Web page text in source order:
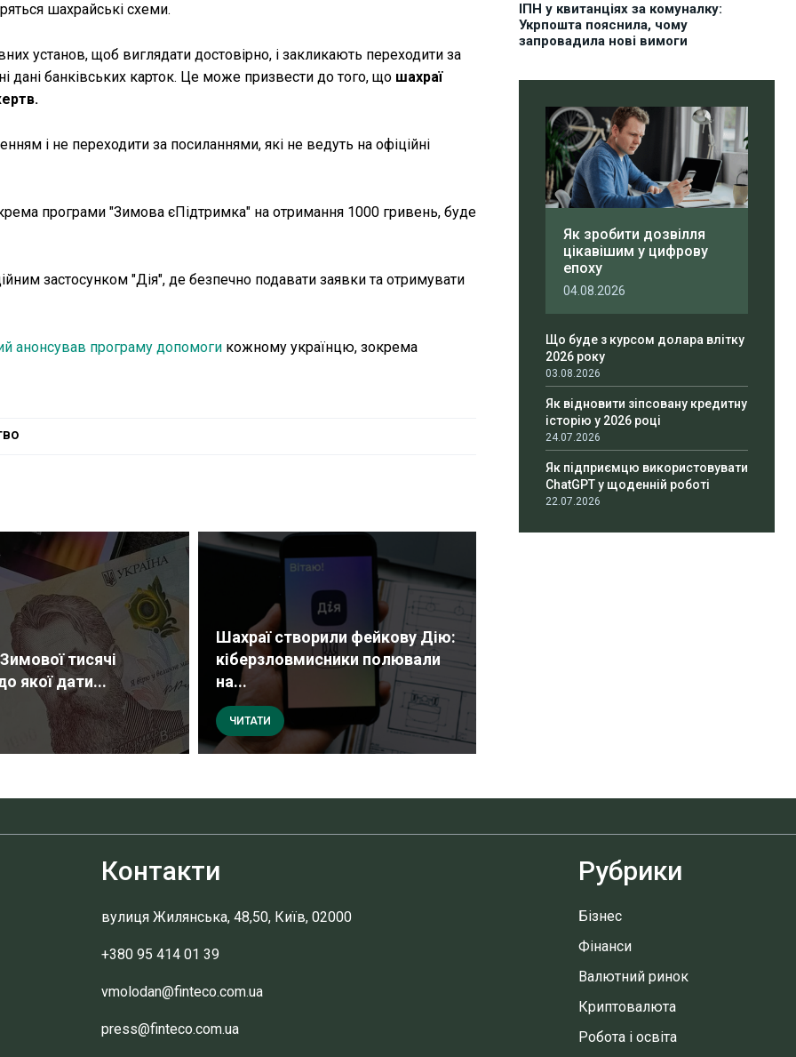
шахрайські схеми.
установ, щоб виглядати достовірно, і закликають переходити за
дані банківських карток. Це може призвести до того, що шахраї
і не переходити за посиланнями, які не ведуть на офіційні
програми "Зимова єПідтримка" на отримання 1000 гривень, буде
застосунком "Дія", де безпечно подавати заявки та отримувати
анонсував програму допомоги кожному українцю, зокрема
тисячі
якої дати...
Шахраї створили фейкову Дію:
кіберзловмисники полювали
на...
ЧИТАТИ
ІПН у квитанціях за комуналку:
Укрпошта пояснила, чому
запровадила нові вимоги
Як зробити дозвілля
цікавішим у цифрову
епоху
04.08.2026
Що буде з курсом долара влітку
2026 року
03.08.2026
Як відновити зіпсовану кредитну
історію у 2026 році
24.07.2026
Як підприємцю використовувати
ChatGPT у щоденній роботі
22.07.2026
Контакти
вулиця Жилянська, 48,50, Київ, 02000
+380 95 414 01 39
vmolodan@finteco.com.ua
press@finteco.com.ua
Рубрики
Бізнес
Фінанси
Валютний ринок
Криптовалюта
Робота і освіта